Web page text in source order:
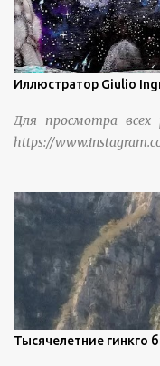
Иллюстратор Giulio
Для просмотра всех
https://
Тысячелетние гинкго